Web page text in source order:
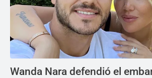
Wanda Nara defendió el